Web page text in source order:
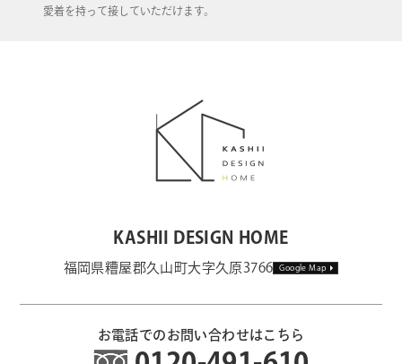
愛着を持って接していただけます。
KASHII DESIGN HOME
福岡県糟屋郡久山町大字久原3766 Google Map
お電話でのお問い合わせはこちら